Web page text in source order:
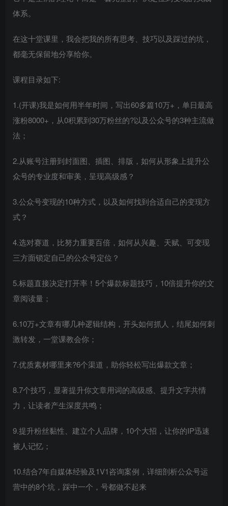
体系。
在这十堂课里，我会把我的所有思考、技巧以及踩过的坑，
都毫无保留地分享给你。
课程目录如下:
1.(开课)我是如何用半年时间，写出60多篇10万+，单日最高
涨粉8000+，从0积累到30万粉丝的?以及公众号的3种主流做
法；
2.从账号注册到封面图、插图、排版，如何从形象上提升公
众号的专业度和审美，呈现高级感？
3.公众号变现的10种方式，以及如何找到合适自己的变现方
式？
4.选对赛道，比努力重要百倍，如何从兴趣、天赋、可变现
三方面锁定自己的公众号定位？
5.标题直接决定打开率！5个爆款标题技巧，10倍提升你的文
章阅读量；
6.10万+文章有哪几种逻辑结构，开头如何抓人，结尾如何刺
激转发，一堂课教会你；
7.优质素材哪里来?6个渠道，助你轻松写出爆款文章；
8.7个技巧，显著提升你文章用词的高级感、提升文字共情
力，让读者产生深度共鸣；
9.提升粉丝黏性、建立个人品牌，10个大招，让你的IP迅速
被人记忆；
10.结合7年自媒体经验及1V1咨询案例，详细剖析公众号运
营中的8个坑，踩中一个，号都做不起来